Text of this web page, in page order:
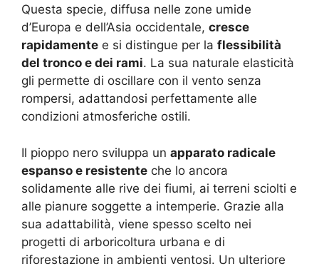
Questa specie, diffusa nelle zone umide
d’Europa e dell’Asia occidentale, cresce
rapidamente e si distingue per la flessibilità
del tronco e dei rami. La sua naturale elasticità
gli permette di oscillare con il vento senza
rompersi, adattandosi perfettamente alle
condizioni atmosferiche ostili.
Il pioppo nero sviluppa un apparato radicale
espanso e resistente che lo ancora
solidamente alle rive dei fiumi, ai terreni sciolti e
alle pianure soggette a intemperie. Grazie alla
sua adattabilità, viene spesso scelto nei
progetti di arboricoltura urbana e di
riforestazione in ambienti ventosi. Un ulteriore